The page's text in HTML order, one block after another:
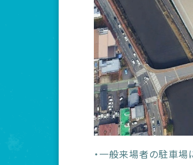
・一般来場者の駐車場